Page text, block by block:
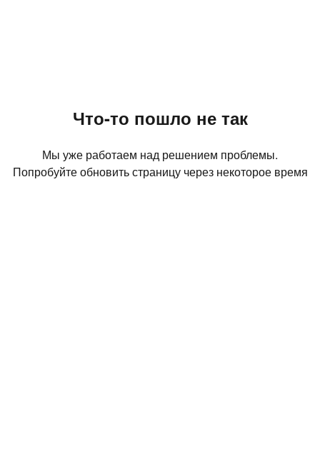
Что-то пошло не так
Мы уже работаем над решением проблемы.
Попробуйте обновить страницу через некоторое время